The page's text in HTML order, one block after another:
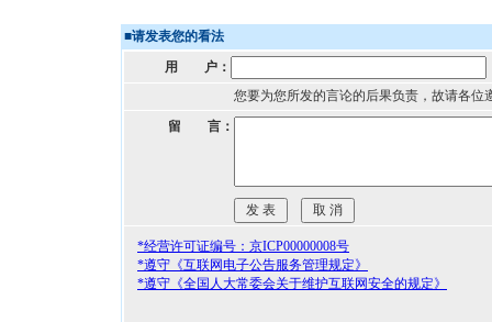
■请发表您的看法
用 户：
您要为您所发的言论的后果负责，故请各位
留 言：
*经营许可证编号：京ICP00000008号
*遵守《互联网电子公告服务管理规定》
*遵守《全国人大常委会关于维护互联网安全的规定》